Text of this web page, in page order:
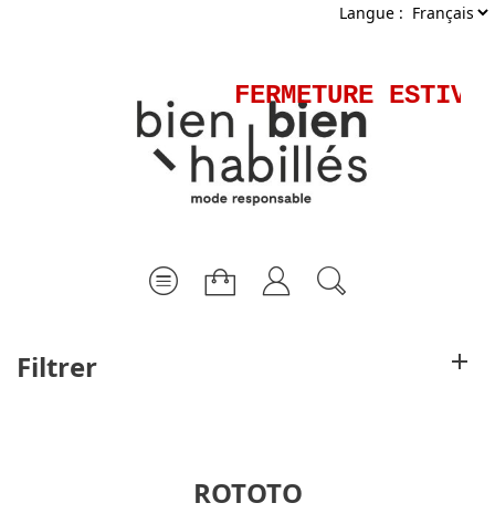
Langue :
FERMETURE
Filtrer
ROTOTO